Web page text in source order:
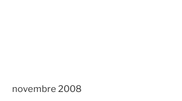
novembre 2008